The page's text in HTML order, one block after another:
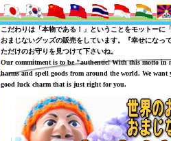
こだわりは「本物である！」ということをモットーに
おまじないグッズの販売をしています。『幸せになっ
ただけのお守りを見つけて下さいね。
Our commitment is to be "authentic! With this motto in
harms and spell goods from around the world. We
good luck charm that is just right for you.